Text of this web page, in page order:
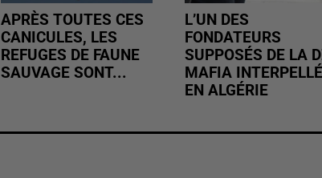
APRÈS TOUTES CES
CANICULES, LES
REFUGES DE FAUNE
SAUVAGE SONT...
L’UN DES
FONDATEURS
SUPPOSÉS DE LA
MAFIA INTERPELLÉ
EN ALGÉRIE